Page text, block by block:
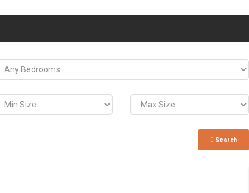
Search